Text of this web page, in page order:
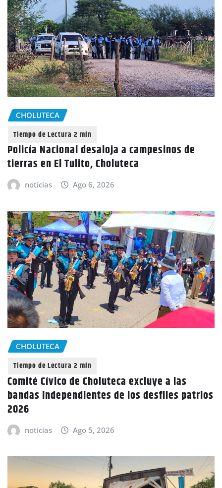
CHOLUTECA
Policía Nacional desaloja a campesinos de
tierras en El Tulito, Choluteca
noticias Ago 6, 2026
CHOLUTECA
Comité Cívico de Choluteca excluye a las
bandas independientes de los desfiles patrios
2026
noticias Ago 5, 2026